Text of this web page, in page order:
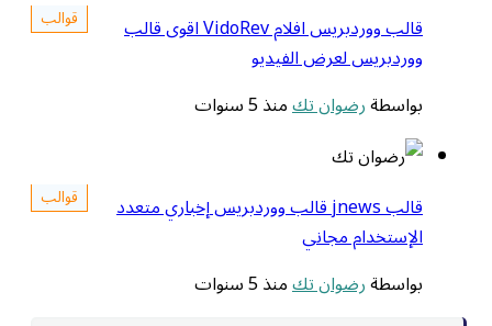
قوالب قالب ووردبريس افلام VidoRev اقوى قالب
ووردبريس لعرض الفيديو
بواسطةرضوان تكمنذ 5 سنوات
قوالب قالب jnews قالب ووردبريس إخباري متعدد
الإستخدام مجاني
بواسطةرضوان تكمنذ 5 سنوات